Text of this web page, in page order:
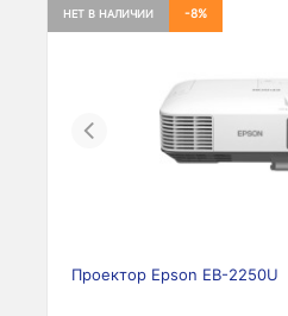
НЕТ В НАЛИЧИИ -8%
Previous
Проектор Epson EB-2250U